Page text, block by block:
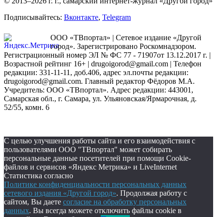
Подписывайтесь: Вконтакте, Telegram
ООО «ТВпортал» | Сетевое издание «Другой
город». Зарегистрировано Роскомнадзором.
Регистрационный номер ЭЛ № ФС 77 - 71907от 13.12.2017 г. |
Возрастной рейтинг 16+ | drugoigorod@gmail.com | Телефон
редакции: 331-11-11, доб.406, адрес эл.почты редакции:
drugoigorod@gmail.com. Главный редактор Фёдоров М.А.
Учредитель: ООО «ТВпортал». Адрес редакции: 443001,
Самарская обл., г. Самара, ул. Ульяновская/Ярмарочная, д.
52/55, комн. 6
С целью улучшения работы сайта и его взаимодействия с
пользователями ООО "ТВпортал" может собирать
персональные данные посетителей при помощи Cookie-
файлов и сервисов «Яндекс Метрика» и LiveInternet
Статистика согласно
Политике конфиденциальности персональных данных
сетевого издания «Другой город». Продолжая работу с
сайтом, Вы даете согласие на обработку персональных
данных. Вы всегда можете отключить файлы cookie в